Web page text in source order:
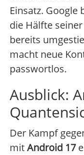
Einsatz. Google
die Hälfte
bereits
macht neue
passwortlos.
Ausblick:
Der Kampf
mitAndroid 17